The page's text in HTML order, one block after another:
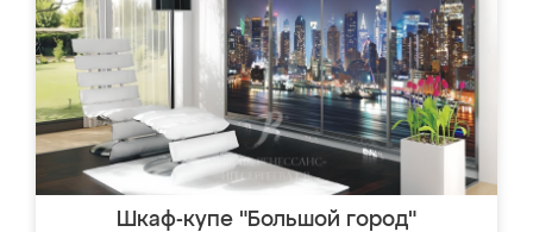
Шкаф-купе "Большой город"